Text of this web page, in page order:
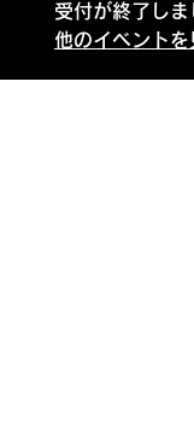
受付が終了しま
他のイベントを